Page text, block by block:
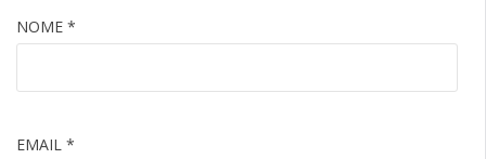
NOME *
EMAIL *